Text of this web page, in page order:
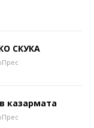
СКУКА
казармата